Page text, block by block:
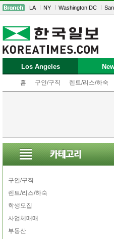
LA NY Washington DC
Los Angeles
홈 구인/구직 렌트/리스/하숙
구인/구직
렌트/리스/하숙
학생모집
사업체매매
부동산